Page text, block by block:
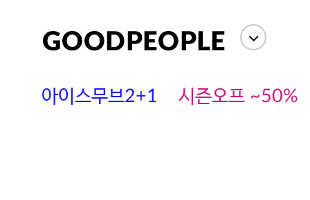
아이스무브2+1 시즌오프 ~50%